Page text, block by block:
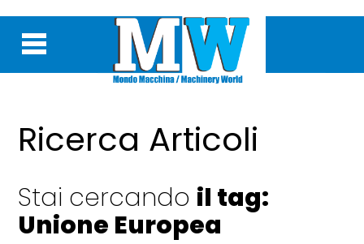
Ricerca Articoli
Stai cercando il tag:
Unione Europea